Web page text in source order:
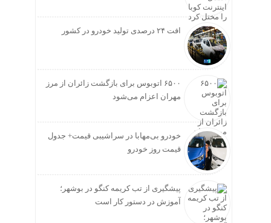
افت ۲۴ درصدی تولید خودرو در کشور
۶۵۰۰ اتوبوس برای بازگشت زائران از مرز
مهران اعزام می‌شود
خودرو بی‌مهابا در سراشیبی قیمت+ جدول
قیمت روز خودرو
پیشگیری از تب کریمه کنگو در بوشهر؛
آموزش در دستور کار است